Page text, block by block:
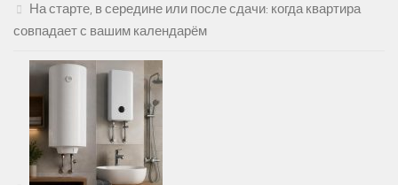
На старте, в середине или после сдачи: когда квартира
совпадает с вашим календарём